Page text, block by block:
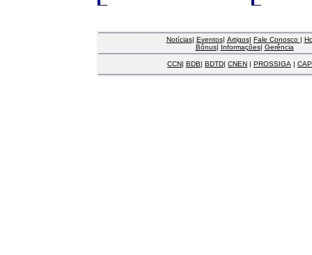
Notícias| Eventos| Artigos| Fale Conosco |
Bônus| Informações| Gerência
CCN| BDB| BDTD| CNEN | PROSSIGA |